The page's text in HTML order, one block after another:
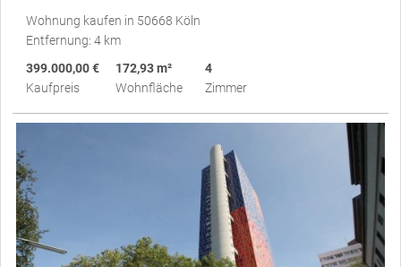
Wohnung kaufen in 50668 Köln
Entfernung: 4 km
399.000,00 €
Kaufpreis
172,93 m²
Wohnfläche
4
Zimmer